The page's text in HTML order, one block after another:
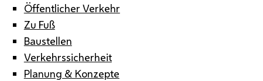
Öffentlicher Verkehr
Zu Fuß
Baustellen
Verkehrssicherheit
Planung & Konzepte